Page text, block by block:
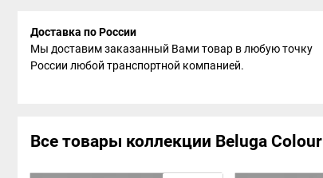
Доставка по России
Мы доставим заказанный Вами товар в любую точку
России любой транспортной компанией.
Все товары коллекции Beluga Colour